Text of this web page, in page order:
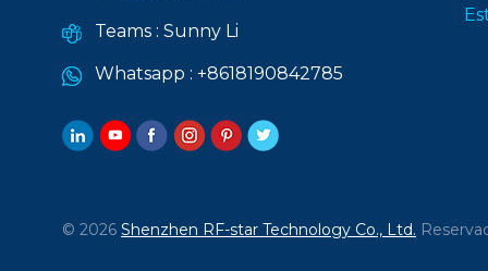
Teams : Sunny Li
Whatsapp : +8618190842785
© 2026 Shenzhen RF-star Technology Co., Ltd.